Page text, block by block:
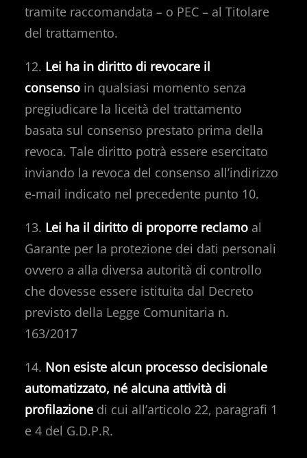
tramite raccomandata – o PEC – al Titolare
del trattamento.
12. Lei ha in diritto di revocare il
consenso in qualsiasi momento senza
pregiudicare la liceità del trattamento
basata sul consenso prestato prima della
revoca. Tale diritto potrà essere esercitato
inviando la revoca del consenso all’indirizzo
e-mail indicato nel precedente punto 10.
13. Lei ha il diritto di proporre reclamo al
Garante per la protezione dei dati personali
ovvero a alla diversa autorità di controllo
che dovesse essere istituita dal Decreto
previsto della Legge Comunitaria n.
163/2017
14. Non esiste alcun processo decisionale
automatizzato, né alcuna attività di
profilazione di cui all’articolo 22, paragrafi 1
e 4 del G.D.P.R.